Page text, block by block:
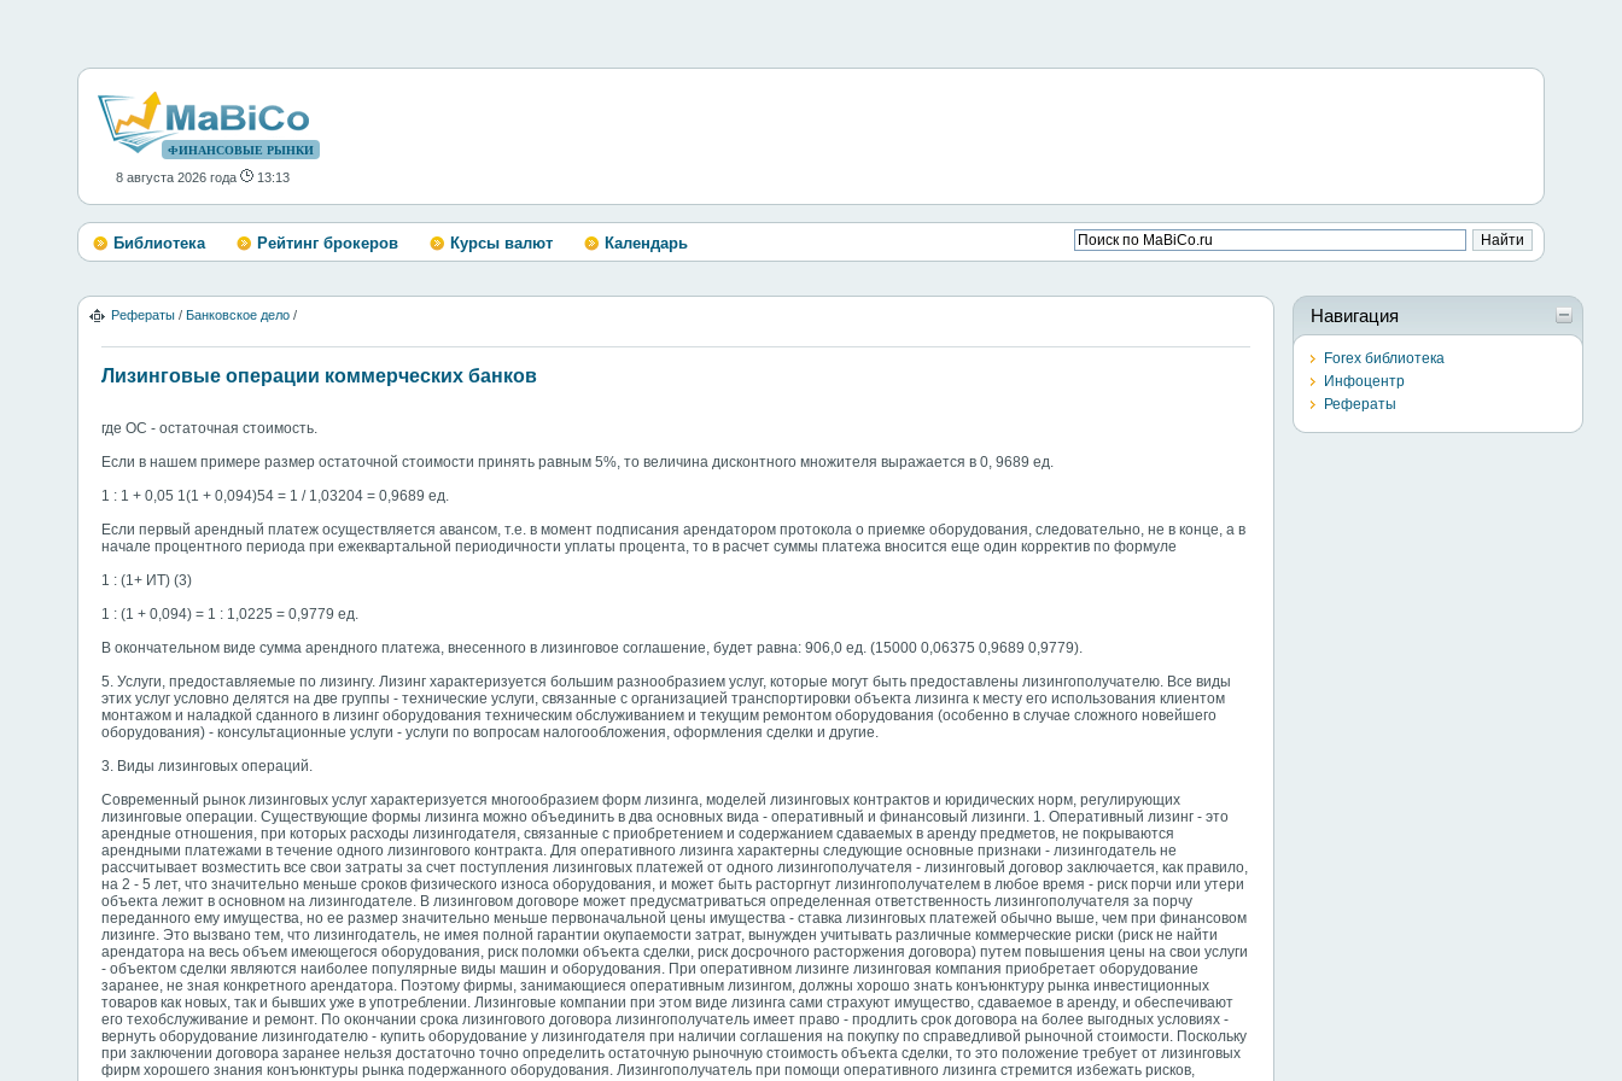
ФИНАНСОВЫЕ РЫНКИ
8 августа 2026 года 13:13
Библиотека Рейтинг брокеров Курсы валют Календарь
Рефераты / Банковское дело /
Лизинговые операции коммерческих банков
где ОС - остаточная стоимость.
Если в нашем примере размер остаточной стоимости принять равным 5%, то величина дисконтного множителя выражается в 0, 9689 ед.
1 : 1 + 0,05 1(1 + 0,094)54 = 1 / 1,03204 = 0,9689 ед.
Если первый арендный платеж осуществляется авансом, т.е. в момент подписания арендатором протокола о приемке оборудования, следовательно, не в конце, а в
начале процентного периода при ежеквартальной периодичности уплаты процента, то в расчет суммы платежа вносится еще один корректив по формуле
1 : (1+ ИТ) (3)
1 : (1 + 0,094) = 1 : 1,0225 = 0,9779 ед.
В окончательном виде сумма арендного платежа, внесенного в лизинговое соглашение, будет равна: 906,0 ед. (15000 0,06375 0,9689 0,9779).
5. Услуги, предоставляемые по лизингу. Лизинг характеризуется большим разнообразием услуг, которые могут быть предоставлены лизингополучателю. Все виды
этих услуг условно делятся на две группы - технические услуги, связанные с организацией транспортировки объекта лизинга к месту его использования клиентом
монтажом и наладкой сданного в лизинг оборудования техническим обслуживанием и текущим ремонтом оборудования (особенно в случае сложного новейшего
оборудования) - консультационные услуги - услуги по вопросам налогообложения, оформления сделки и другие.
3. Виды лизинговых операций.
Современный рынок лизинговых услуг характеризуется многообразием форм лизинга, моделей лизинговых контрактов и юридических норм, регулирующих
лизинговые операции. Существующие формы лизинга можно объединить в два основных вида - оперативный и финансовый лизинги. 1. Оперативный лизинг - это
арендные отношения, при которых расходы лизингодателя, связанные с приобретением и содержанием сдаваемых в аренду предметов, не покрываются
арендными платежами в течение одного лизингового контракта. Для оперативного лизинга характерны следующие основные признаки - лизингодатель не
рассчитывает возместить все свои затраты за счет поступления лизинговых платежей от одного лизингополучателя - лизинговый договор заключается, как правило,
на 2 - 5 лет, что значительно меньше сроков физического износа оборудования, и может быть расторгнут лизингополучателем в любое время - риск порчи или утери
объекта лежит в основном на лизингодателе. В лизинговом договоре может предусматриваться определенная ответственность лизингополучателя за порчу
переданного ему имущества, но ее размер значительно меньше первоначальной цены имущества - ставка лизинговых платежей обычно выше, чем при финансовом
лизинге. Это вызвано тем, что лизингодатель, не имея полной гарантии окупаемости затрат, вынужден учитывать различные коммерческие риски (риск не найти
арендатора на весь объем имеющегося оборудования, риск поломки объекта сделки, риск досрочного расторжения договора) путем повышения цены на свои услуги
- объектом сделки являются наиболее популярные виды машин и оборудования. При оперативном лизинге лизинговая компания приобретает оборудование
заранее, не зная конкретного арендатора. Поэтому фирмы, занимающиеся оперативным лизингом, должны хорошо знать конъюнктуру рынка инвестиционных
товаров как новых, так и бывших уже в употреблении. Лизинговые компании при этом виде лизинга сами страхуют имущество, сдаваемое в аренду, и обеспечивают
его техобслуживание и ремонт. По окончании срока лизингового договора лизингополучатель имеет право - продлить срок договора на более выгодных условиях -
вернуть оборудование лизингодателю - купить оборудование у лизингодателя при наличии соглашения на покупку по справедливой рыночной стоимости. Поскольку
при заключении договора заранее нельзя достаточно точно определить остаточную рыночную стоимость объекта сделки, то это положение требует от лизинговых
фирм хорошего знания конъюнктуры рынка подержанного оборудования. Лизингополучатель при помощи оперативного лизинга стремится избежать рисков,
Навигация
Forex библиотека
Инфоцентр
Рефераты